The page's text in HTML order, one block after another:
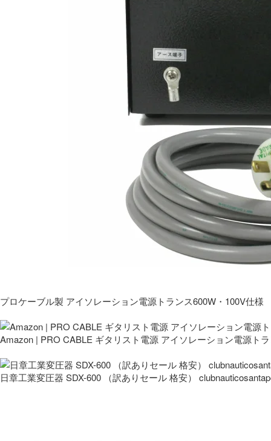
プロケーブル製 アイソレーション電源トランス600W・100V仕様
Amazon | PRO CABLE ギタリスト電源 アイソレーション電源ト
日章工業変圧器 SDX-600 （訳ありセール 格安）